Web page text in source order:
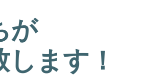
が
ます！